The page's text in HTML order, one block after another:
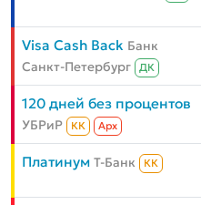
Visa Cash Back Банк
Санкт-Петербург
ДК
120 дней без процентов
УБРиР КК Aрх
Платинум Т-Банк КК